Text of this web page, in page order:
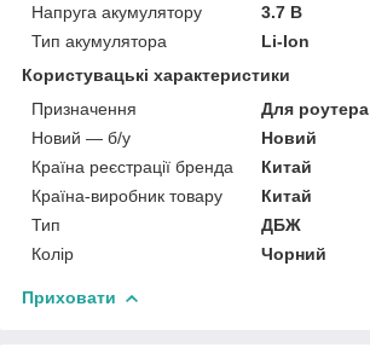
Напруга акумулятору
3.7 В
Тип акумулятора
Li-Ion
Користувацькі характеристики
Призначення
Для роутера
Новий — б/у
Новий
Країна реєстрації бренда
Китай
Країна-виробник товару
Китай
Тип
ДБЖ
Колір
Чорний
Приховати